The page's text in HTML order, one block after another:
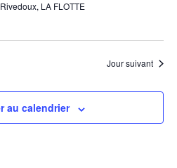
LA FLOTTE
Jour suivant
au calendrier